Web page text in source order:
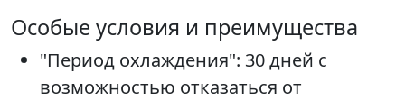
Особые условия и преимущества
"Период охлаждения": 30 дней с
возможностью отказаться от